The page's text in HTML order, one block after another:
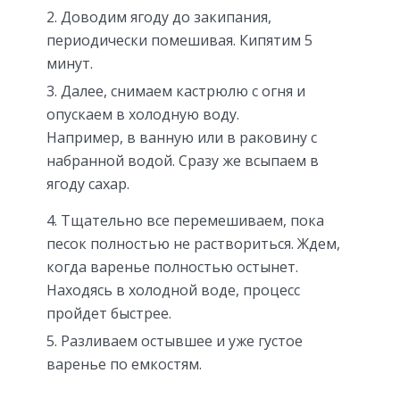
Доводим ягоду до закипания,
периодически помешивая. Кипятим 5
минут.
Далее, снимаем кастрюлю с огня и
опускаем в холодную воду.
Например, в ванную или в раковину с
набранной водой. Сразу же всыпаем в
ягоду сахар.
Тщательно все перемешиваем, пока
песок полностью не раствориться. Ждем,
когда варенье полностью остынет.
Находясь в холодной воде, процесс
пройдет быстрее.
Разливаем остывшее и уже густое
варенье по емкостям.